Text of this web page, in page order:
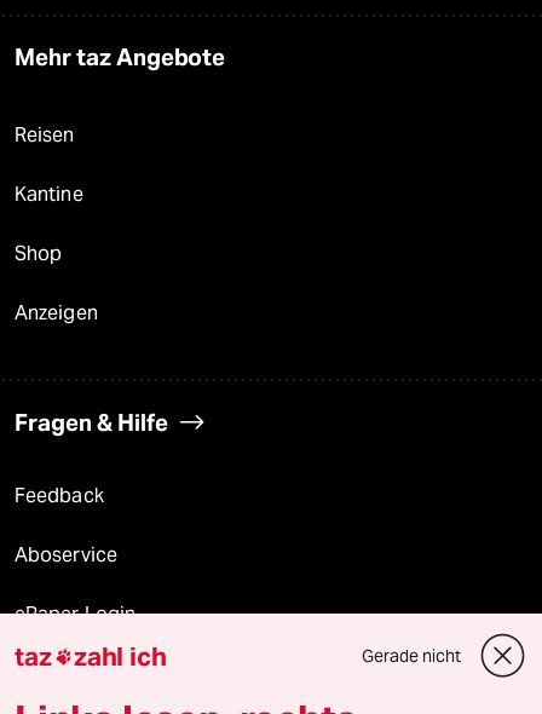
Mehr taz Angebote
Reisen
Kantine
Shop
Anzeigen
Fragen & Hilfe
Feedback
Aboservice
ePaper Login
Downloads für Abonnierende
taz zahl ich Gerade nicht